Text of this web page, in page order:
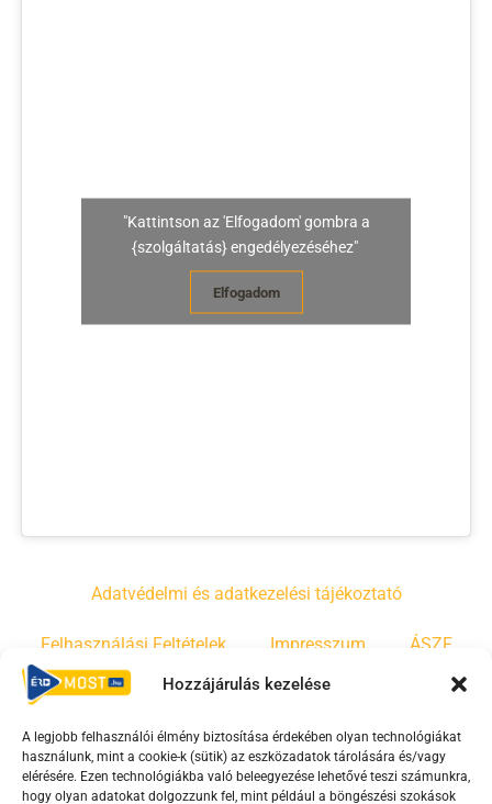
Hozzájárulás kezelése
A legjobb felhasználói élmény biztosítása érdekében olyan technológiákat
használunk, mint a cookie-k (sütik) az eszközadatok tárolására és/vagy
elérésére. Ezen technológiákba való beleegyezése lehetővé teszi számunkra,
hogy olyan adatokat dolgozzunk fel, mint például a böngészési szokások
"Kattintson az 'Elfogadom' gombra a
{szolgáltatás} engedélyezéséhez"
Elfogadom
Adatvédelmi és adatkezelési tájékoztató
Felhasználási Feltételek Impresszum ÁSZF
Irányelvek Moderálási szabályzat
F
Y
T